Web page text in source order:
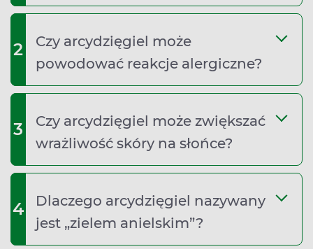
2
Czy arcydzięgiel może
powodować reakcje alergiczne?
3
Czy arcydzięgiel może zwiększać
wrażliwość skóry na słońce?
4
Dlaczego arcydzięgiel nazywany
jest „zielem anielskim”?